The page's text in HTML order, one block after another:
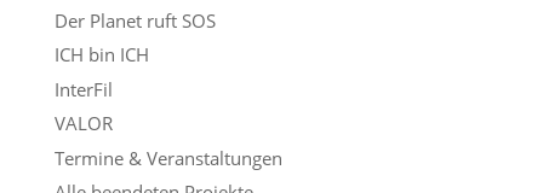
Der Planet ruft SOS
ICH bin ICH
InterFil
VALOR
Termine & Veranstaltungen